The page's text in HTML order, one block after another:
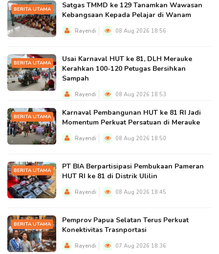
BERITA UTAMA
Satgas TMMD ke 129 Tanamkan Wawasan
Kebangsaan Kepada Pelajar di Wanam
Rayendi 08 Aug 2026 18:56
BERITA UTAMA
Usai Karnaval HUT ke 81, DLH Merauke
Kerahkan 100-120 Petugas Bersihkan
Sampah
Rayendi 08 Aug 2026 18:53
BERITA UTAMA
Karnaval Pembangunan HUT ke 81 RI Jadi
Momentum Perkuat Persatuan di Merauke
Rayendi 08 Aug 2026 18:50
BERITA UTAMA
PT BIA Berpartisipasi Pembukaan Pameran
HUT RI ke 81 di Distrik Ulilin
Rayendi 08 Aug 2026 18:45
BERITA UTAMA
Pemprov Papua Selatan Terus Perkuat
Konektivitas Trasnportasi
Rayendi 07 Aug 2026 18:36